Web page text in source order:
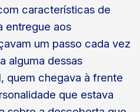
características de
entregue aos
um passo cada vez
alguma dessas
quem chegava à frente
que estava